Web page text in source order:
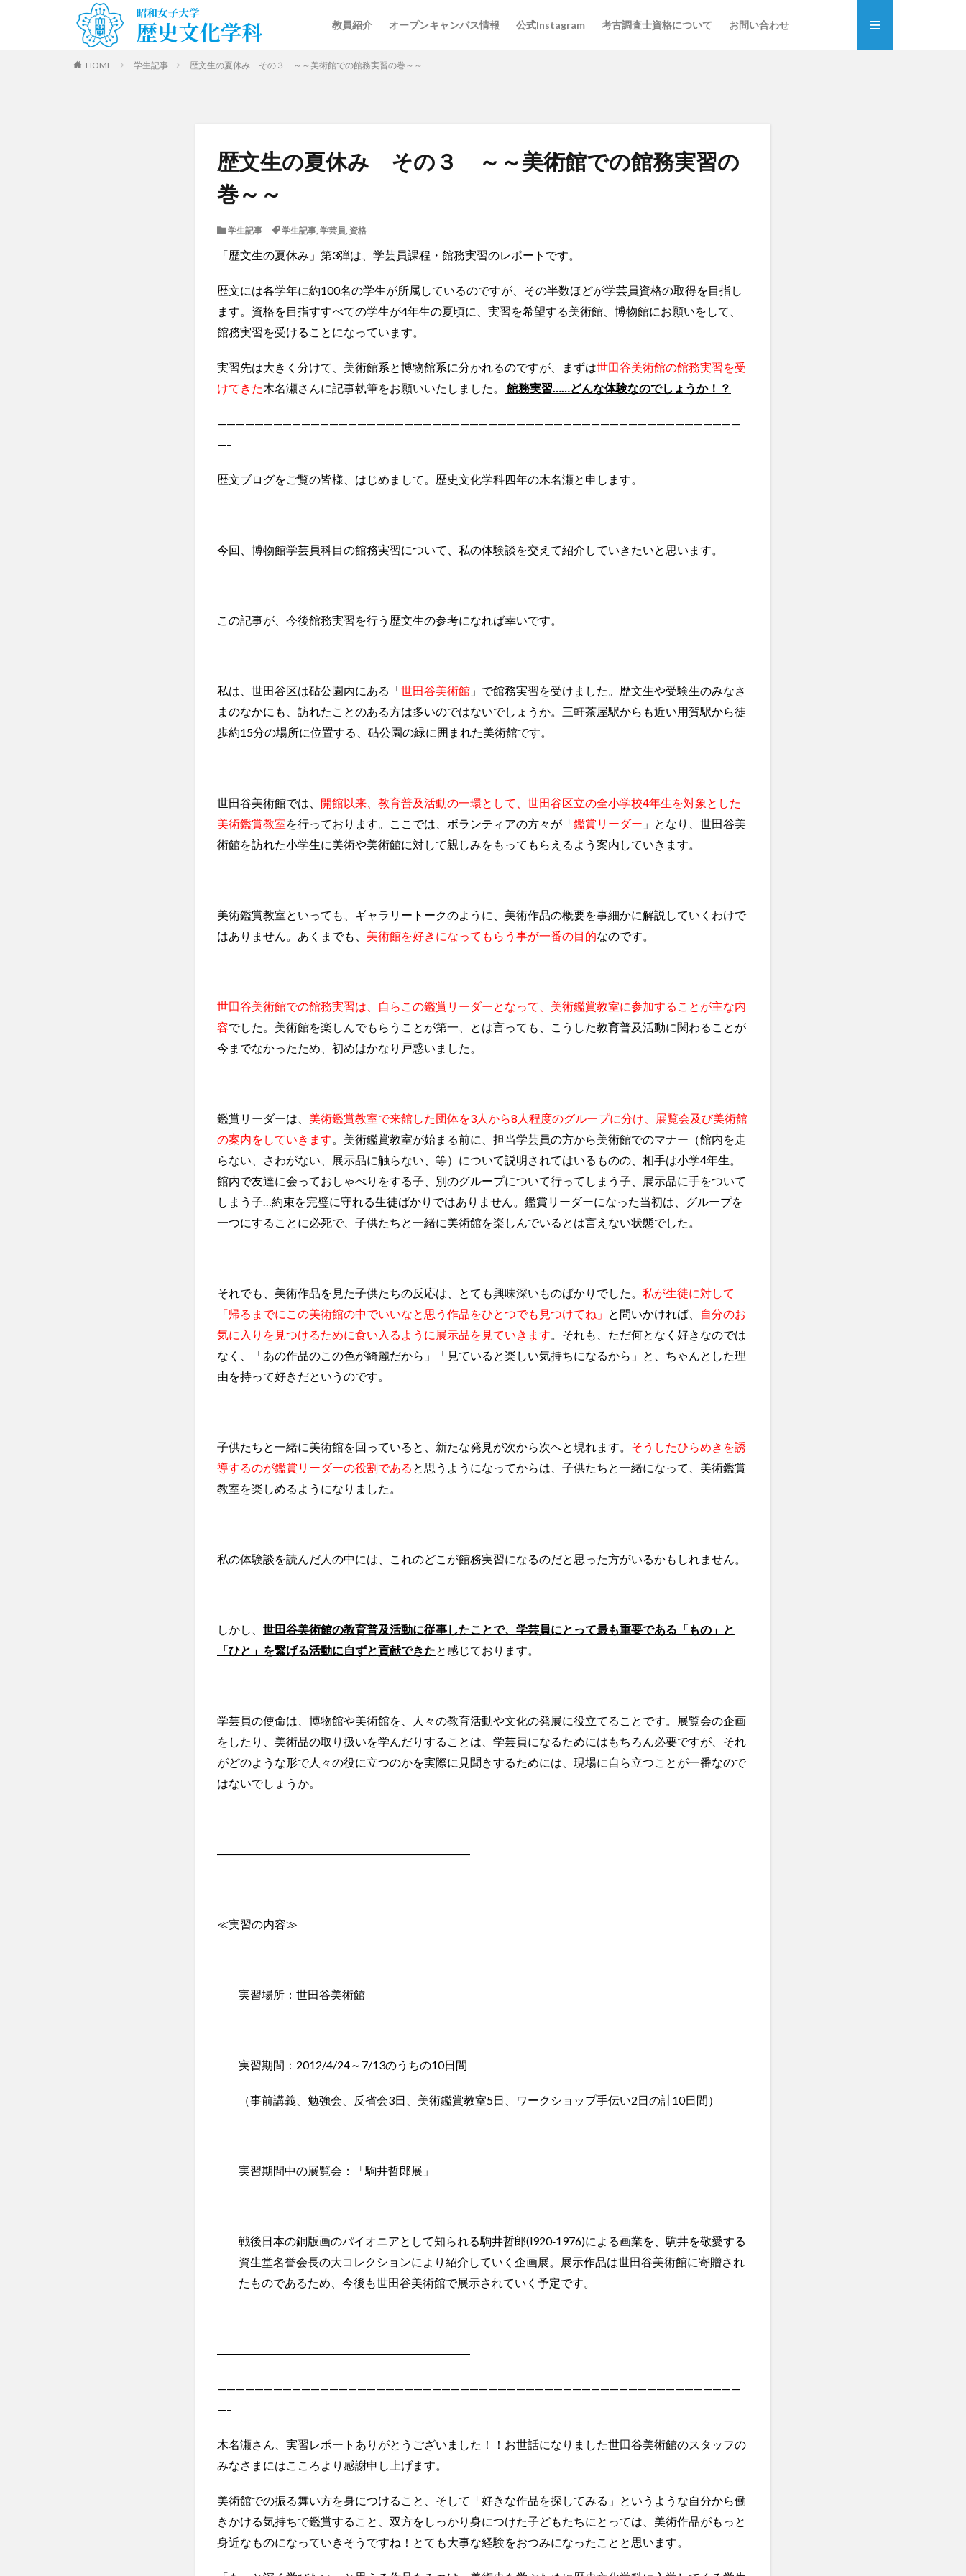
教員紹介 オープンキャンパス情報 公式Instagram 考古調査士資格について お問い合わせ
HOME 学生記事 歴文生の夏休み その３ ～～美術館での館務実習の巻～～
歴文生の夏休み その３ ～～美術館での館務実習の
巻～～
学生記事 学生記事, 学芸員, 資格
「歴文生の夏休み」第3弾は、学芸員課程・館務実習のレポートです。
歴文には各学年に約100名の学生が所属しているのですが、その半数ほどが学芸員資格の取得を目指し
ます。 資格を目指すすべての学生が4年生の夏頃に、 実習を希望する美術館、博物館にお願いをして、
館務実習を受けることになっています。
実習先は大きく分けて 美術館系と博物館系に分かれるのですが まずは世田谷美術館の館務実習を受
けてきた木名瀬さんに記事執筆をお願いいたしました。 館務実習……どんな体験なのでしょうか！？
————————————————————————————————————————————————————————
—–
歴文ブログをご覧の皆様、はじめまして。歴史文化学科四年の木名瀬と申します。
今回、博物館学芸員科目の館務実習について、私の体験談を交えて紹介していきたいと思います。
この記事が、今後館務実習を行う歴文生の参考になれば幸いです。
私は、世田谷区は砧公園内にある「世田谷美術館 」で館務実習を受けました。 歴文生や受験生のみなさ
まのなかにも、訪れたことのある方は多いのではないでしょうか。三軒茶屋駅からも近い用賀駅から徒
歩約15分の場所に位置する、砧公園の緑に囲まれた美術館です。
世田谷美術館では、 開館以来、教育普及活動の一環として、世田谷区立の全小学校4年生を対象とした
美術鑑賞教室を行っております。ここでは、ボランティアの方々が「鑑賞リーダー 」となり、世田谷美
術館を訪れた小学生に美術や美術館に対して親しみをもってもらえるよう案内していきます。
美術鑑賞教室といっても、ギャラリートークのように、美術作品の概要を事細かに解説していくわけで
はありません。あくまでも、 美術館を好きになってもらう事が一番の目的なのです。
世田谷美術館での館務実習は、自らこの鑑賞リーダーとなって、美術鑑賞教室に参加することが主な内
容でした。美術館を楽しんでもらうことが第一、とは言っても、こうした教育普及活動に関わることが
今までなかったため、初めはかなり戸惑いました。
鑑賞リーダーは、 美術鑑賞教室で来館した団体を3人から8人程度のグループに分け、展覧会及び美術館
の案内をしていきます。美術鑑賞教室が始まる前に、担当学芸員の方から美術館でのマナー（館内を走
らない、さわがない、展示品に触らない、等）について説明されてはいるものの、相手は小学4年生。
館内で友達に会っておしゃべりをする子、別のグループについて行ってしまう子、展示品に手をついて
しまう子…約束を完璧に守れる生徒ばかりではありません。鑑賞リーダーになった当初は、グループを
一つにすることに必死で、子供たちと一緒に美術館を楽しんでいるとは言えない状態でした。
それでも、美術作品を見た子供たちの反応は、とても興味深いものばかりでした。 私が生徒に対して
「帰るまでにこの美術館の中でいいなと思う作品をひとつでも見つけてね」 と問いかければ、
自分のお
気に入りを見つけるために食い入るように展示品を見ていきます。それも、ただ何となく好きなのでは
なく、「あの作品のこの色が綺麗だから」「見ていると楽しい気持ちになるから」と、ちゃんとした理
由を持って好きだというのです。
子供たちと一緒に美術館を回っていると、新たな発見が次から次へと現れます。 そうしたひらめきを誘
導するのが鑑賞リーダーの役割である と思うようになってからは、子供たちと一緒になって、美術鑑賞
教室を楽しめるようになりました。
私の体験談を読んだ人の中には、これのどこが館務実習になるのだと思った方がいるかもしれません。
しかし、 世田谷美術館の教育普及活動に従事したことで、学芸員にとって最も重要である「もの」と
「ひと」を繋げる活動に自ずと貢献できたと感じております。
学芸員の使命は、博物館や美術館を、人々の教育活動や文化の発展に役立てることです。展覧会の企画
をしたり、美術品の取り扱いを学んだりすることは、学芸員になるためにはもちろん必要ですが、それ
がどのような形で人々の役に立つのかを実際に見聞きするためには、現場に自ら立つことが一番なので
はないでしょうか。
――――――――――――――――――――――
≪実習の内容≫
実習場所：世田谷美術館
実習期間：2012/4/24～7/13のうちの10日間
（事前講義、勉強会、反省会3日、美術鑑賞教室5日、ワークショップ手伝い2日の計10日間）
実習期間中の展覧会：「駒井哲郎展」
戦後日本の銅版画のパイオニアとして知られる駒井哲郎(l920‐1976)による画業を、駒井を敬愛する
資生堂名誉会長の大コレクションにより紹介していく企画展。展示作品は世田谷美術館に寄贈され
たものであるため、今後も世田谷美術館で展示されていく予定です。
――――――――――――――――――――――
————————————————————————————————————————————————————————
—–
木名瀬さん 実習レポートありがとうございました ！！ お世話になりました世田谷美術館のスタッフの
みなさまにはこころより感謝申し上げます。
美術館での振る舞い方を身につけること、そして「好きな作品を探してみる」とい うような自分から働
きかける気持ちで鑑賞すること、双方をしっかり身につけた子どもたちにとっては、美術作品がもっと
身近なものになっていきそうですね！とても大事な経験をおつみになった ことと思います。